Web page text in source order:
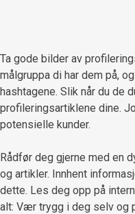
Ta gode bilder av
målgruppa di har dem på,
hashtagene. Slik når du de
profileringsartiklene dine.
potensielle kunder.
Rådfør deg gjerne med en
og artikler. Innhent
dette. Les deg opp på
alt: Vær trygg i deg selv og